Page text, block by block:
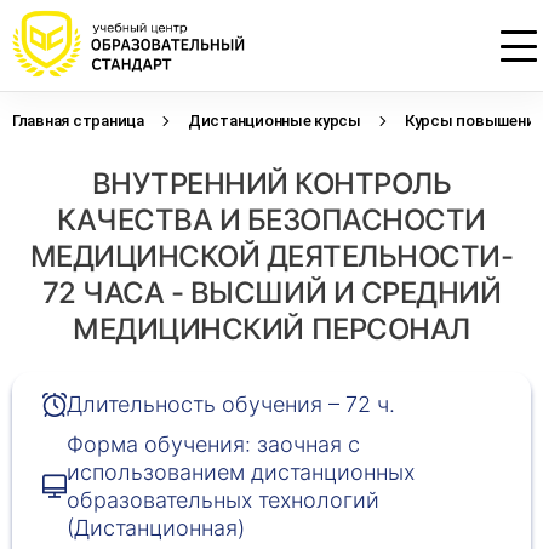
Главная страница Дистанционные курсы Курсы повышения
ВНУТРЕННИЙ КОНТРОЛЬ
КАЧЕСТВА И БЕЗОПАСНОСТИ
МЕДИЦИНСКОЙ ДЕЯТЕЛЬНОСТИ-
72 ЧАСА - ВЫСШИЙ И СРЕДНИЙ
МЕДИЦИНСКИЙ ПЕРСОНАЛ
Длительность обучения – 72 ч.
Форма обучения: заочная с
использованием дистанционных
образовательных технологий
(Дистанционная)
Оставьте свои данные, наши специалисты
свяжутся с Вами
Оставьте свои данные, наши специалисты
свяжутся с Вами
начислением баллов 14 ЗЕТ
Оставьте свои данные, наши специалисты
проконсультируют Вас